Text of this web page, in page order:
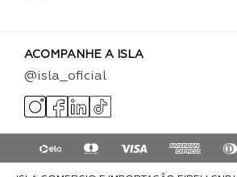
ACOMPANHE A ISLA
@isla_oficial